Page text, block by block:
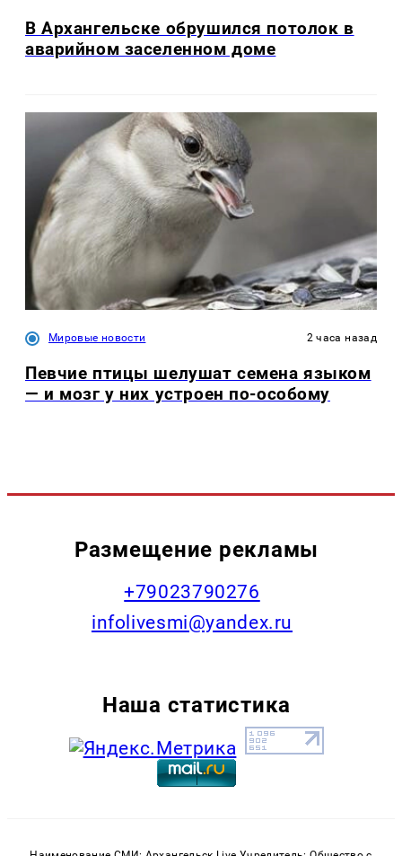
В Архангельске обрушился потолок в
аварийном заселенном доме
Мировые новости 2 часа назад
Певчие птицы шелушат семена языком
— и мозг у них устроен по-особому
Размещение рекламы
+79023790276
infolivesmi@yandex.ru
Наша статистика